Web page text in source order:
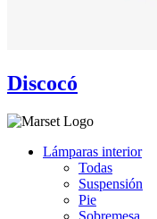
Discocó
Lámparas interior
Todas
Suspensión
Pie